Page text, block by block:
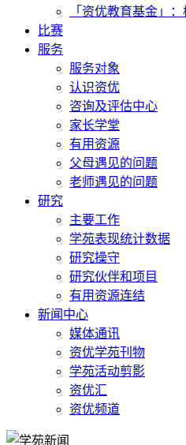
「资优教育基金」
比赛
服务
服务对象
认识资优
咨询及评估中心
家长学堂
有用资源
父母遇见的问题
老师遇见的问题
研究
主要工作
学苑表现统计数据
研究操守
研究伙伴和项目
有用资源连结
新闻中心
媒体通讯
资优学苑刊物
学苑活动剪影
资优汇
资优频道